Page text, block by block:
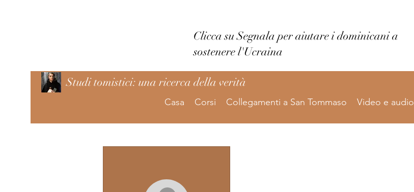
Clicca su Segnala per aiutare i dominicani a
sostenere l'Ucraina
Studi tomistici: una ricerca della verità
Casa Corsi Collegamenti a San Tommaso Video e audio